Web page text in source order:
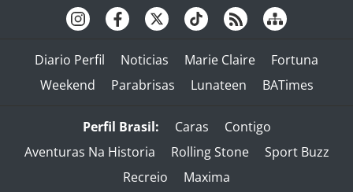
Diario Perfil Noticias Marie Claire
Fortuna
Weekend
Parabrisas Lunateen BATimes
Perfil Brasil: Caras
Contigo
Aventuras Na Historia
Rolling Stone
Sport Buzz
Recreio
Maxima